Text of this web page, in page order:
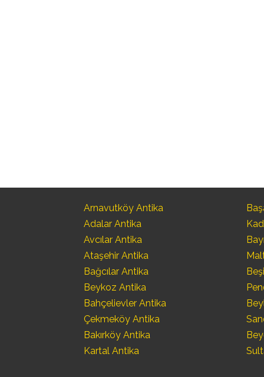
Arnavutköy Antika
Adalar Antika
Avcılar Antika
Ataşehir Antika
Bağcılar Antika
Beykoz Antika
Bahçelievler Antika
Çekmeköy Antika
Bakırköy Antika
Kartal Antika